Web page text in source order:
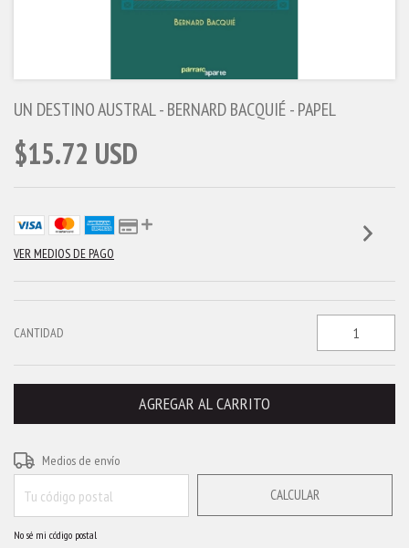
UN DESTINO AUSTRAL - BERNARD BACQUIÉ - PAPEL
$15.72 USD
VER MEDIOS DE PAGO
CANTIDAD
Entregas para el CP:
Medios de envío
CALCULAR
No sé mi código postal